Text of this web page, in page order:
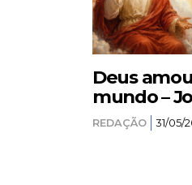
Deus
mundo –
REDAÇÃO 31/05/